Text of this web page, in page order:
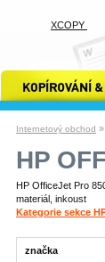
Internetový obchod »
HP
HP OfficeJet Pro
materiál, inkoust
Kategorie sekce
značka
kopírování a tisk xcopy
XCOPY